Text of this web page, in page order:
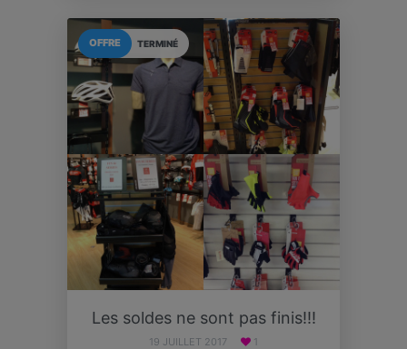
TERMINÉ
OFFRE
Les soldes ne sont pas finis!!!
19 JUILLET 2017 1